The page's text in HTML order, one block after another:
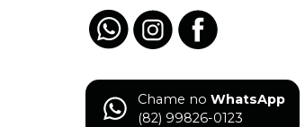
Chame no WhatsApp
(82) 99826-0123